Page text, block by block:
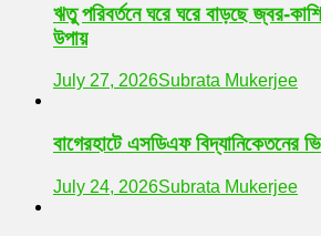
ঋতু পরিবর্তনে ঘরে ঘরে বাড়ছে জ্বর-
উপায়
July 27, 2026Subrata Mukerjee
বাগেরহাটে এসডিএফ বিদ্যানিকেতনের
July 24, 2026Subrata Mukerjee